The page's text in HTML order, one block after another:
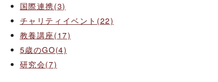
国際連携(3)
チャリティイベント(22)
教養講座(17)
5歳のGO(4)
研究会(7)